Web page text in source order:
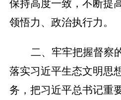
保持高度一致，不断提
领悟力、政治执行力。
二、牢牢把握督察
落实习近平生态文明思
务，把习近平总书记重